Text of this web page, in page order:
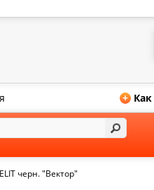
+
черн. "Вектор"